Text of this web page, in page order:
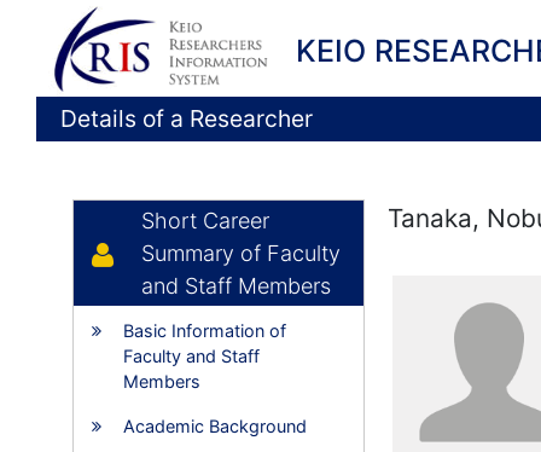
KEIO
Details of a Researcher
Short Career
Summary of Faculty
and Staff Members
Basic Information of
Faculty and Staff
Members
Academic Background
Tanaka,